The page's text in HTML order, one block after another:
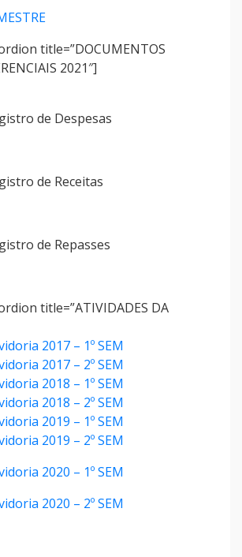
title=”DOCUMENTOS
2021″]
de Despesas
de Receitas
de Repasses
title=”ATIVIDADES DA
2017 – 1º SEM
2017 – 2º SEM
2018 – 1º SEM
2018 – 2º SEM
2019 – 1º SEM
2019 – 2º SEM
2020 – 1º SEM
2020 – 2º SEM